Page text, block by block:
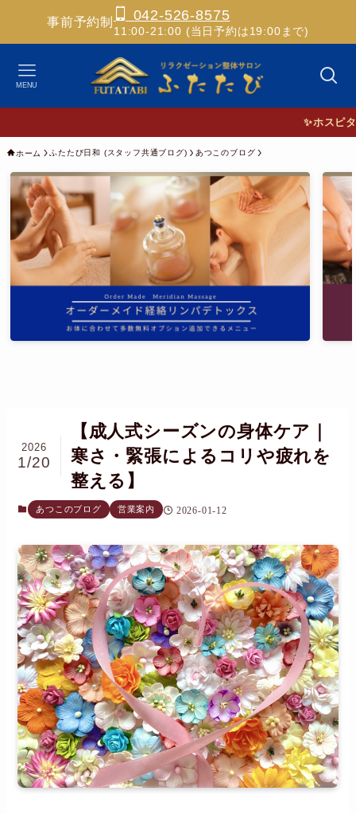
事前予約制 042-526-8575
11:00-21:00 (当日予約は19:00まで)
MENU
✨ホスピタリテ
ホーム ふたたび日和 (スタッフ共通ブログ) あつこのブログ
【成人式シーズンの身体ケア｜
寒さ・緊張によるコリや疲れを
整える】
2026
1/20
あつこのブログ 営業案内 2026-01-12